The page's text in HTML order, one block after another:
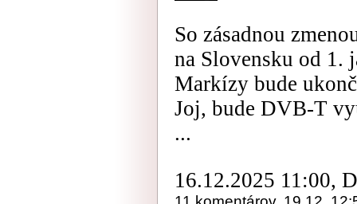
So zásadnou
na Slovensku od 1.
Markízy bude
Joj, bude DVB-T
...
16.12.2025 11:00,